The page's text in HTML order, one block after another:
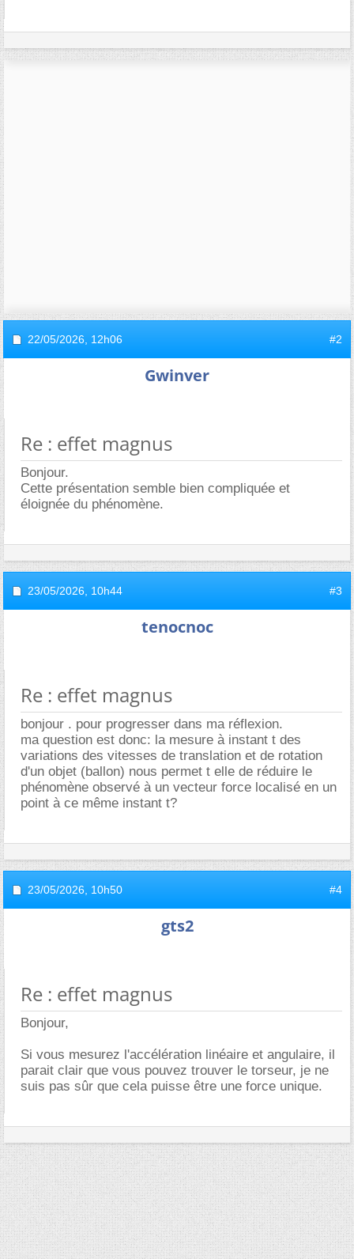
22/05/2026, 12h06 #2
Gwinver
Re : effet magnus
Bonjour.
Cette présentation semble bien compliquée et
éloignée du phénomène.
23/05/2026, 10h44 #3
tenocnoc
Re : effet magnus
bonjour . pour progresser dans ma réflexion.
ma question est donc: la mesure à instant t des
variations des vitesses de translation et de rotation
d'un objet (ballon) nous permet t elle de réduire le
phénomène observé à un vecteur force localisé en un
point à ce même instant t?
23/05/2026, 10h50 #4
gts2
Re : effet magnus
Bonjour,
Si vous mesurez l'accélération linéaire et angulaire, il
parait clair que vous pouvez trouver le torseur, je ne
suis pas sûr que cela puisse être une force unique.